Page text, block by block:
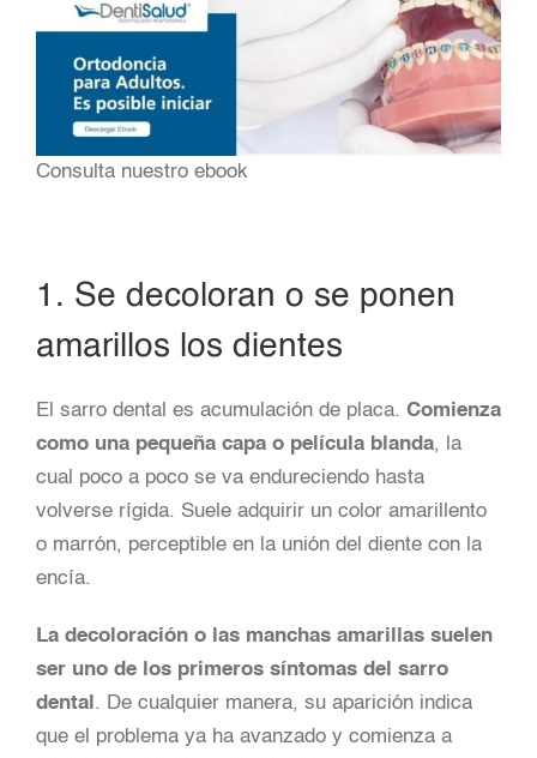
Consulta nuestro ebook
1. Se decoloran o se ponen
amarillos los dientes
El sarro dental es acumulación de placa. Comienza
como una pequeña capa o película blanda, la
cual poco a poco se va endureciendo hasta
volverse rígida. Suele adquirir un color amarillento
o marrón, perceptible en la unión del diente con la
encía.
La decoloración o las manchas amarillas suelen
ser uno de los primeros síntomas del sarro
dental . De cualquier manera, su aparición indica
que el problema ya ha avanzado y comienza a